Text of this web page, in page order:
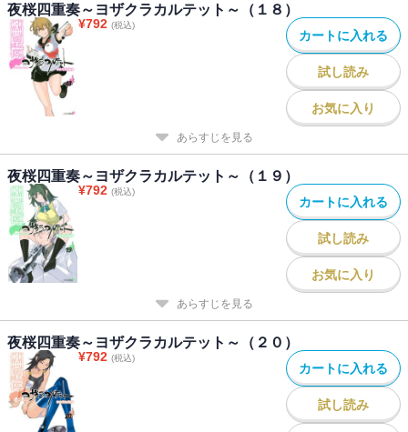
夜桜四重奏～ヨザクラカルテット～（１８）
¥792 (税込)
カートに入れる
試し読み
お気に入り
あらすじを見る
夜桜四重奏～ヨザクラカルテット～（１９）
¥792 (税込)
カートに入れる
試し読み
お気に入り
あらすじを見る
夜桜四重奏～ヨザクラカルテット～（２０）
¥792 (税込)
カートに入れる
試し読み